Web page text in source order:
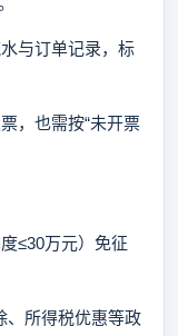
与订单记录，标
，也需按“未开票
≤30万元）免征
所得税优惠等政